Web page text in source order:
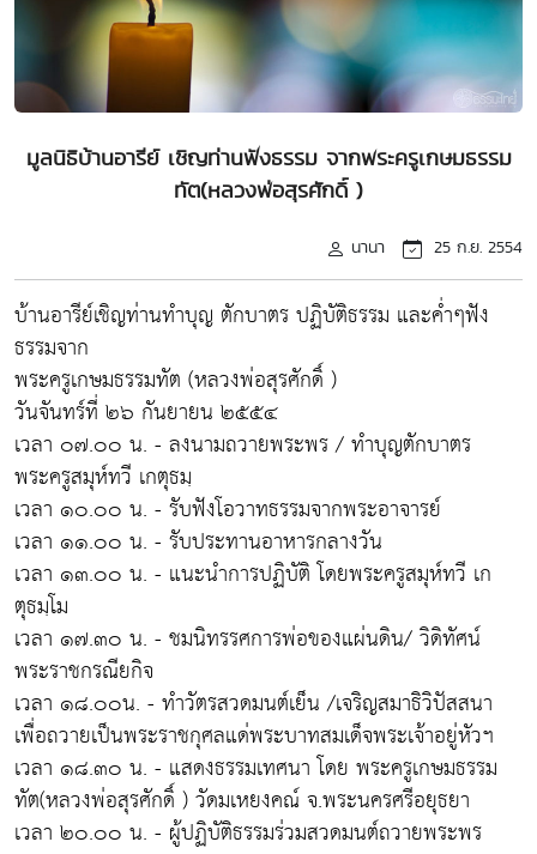
มูลนิธิบ้านอารีย์ เชิญท่านฟังธรรม จากพระครูเกษมธรรม
ทัต(หลวงพ่อสุรศักดิ์ )
นานา 25 ก.ย. 2554
บ้านอารีย์เชิญท่านทำบุญ ตักบาตร ปฏิบัติธรรม และค่ำๆฟัง
ธรรมจาก
พระครูเกษมธรรมทัต (หลวงพ่อสุรศักดิ์ )
วันจันทร์ที่ ๒๖ กันยายน ๒๕๕๔
เวลา ๐๗.๐๐ น. - ลงนามถวายพระพร / ทำบุญตักบาตร
พระครูสมุห์ทวี เกตุธมฺ
เวลา ๑๐.๐๐ น. - รับฟังโอวาทธรรมจากพระอาจารย์
เวลา ๑๑.๐๐ น. - รับประทานอาหารกลางวัน
เวลา ๑๓.๐๐ น. - แนะนำการปฏิบัติ โดยพระครูสมุห์ทวี เก
ตุธมฺโม
เวลา ๑๗.๓๐ น. - ชมนิทรรศการพ่อของแผ่นดิน/ วิดิทัศน์
พระราชกรณียกิจ
เวลา ๑๘.๐๐น. - ทำวัตรสวดมนต์เย็น /เจริญสมาธิวิปัสสนา
เพื่อถวายเป็นพระราชกุศลแด่พระบาทสมเด็จพระเจ้าอยู่หัวฯ
เวลา ๑๘.๓๐ น. - แสดงธรรมเทศนา โดย พระครูเกษมธรรม
ทัต(หลวงพ่อสุรศักดิ์ ) วัดมเหยงคณ์ จ.พระนครศรีอยุธยา
เวลา ๒๐.๐๐ น. - ผู้ปฏิบัติธรรมร่วมสวดมนต์ถวายพระพร